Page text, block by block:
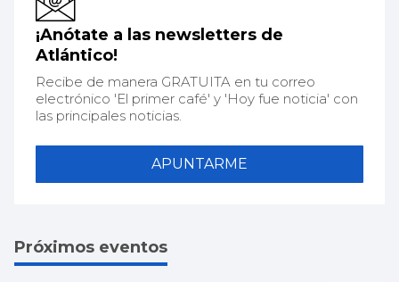
¡Anótate a las newsletters de
Atlántico!
Recibe de manera GRATUITA en tu correo
electrónico 'El primer café' y 'Hoy fue noticia' con
las principales noticias.
APUNTARME
Próximos eventos